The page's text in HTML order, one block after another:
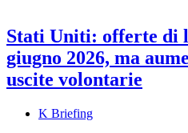
Stati Uniti: offerte di
giugno 2026, ma
uscite volontarie
K Briefing